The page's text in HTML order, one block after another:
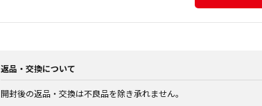
返品・交換について
開封後の返品・交換は不良品を除き承れません。